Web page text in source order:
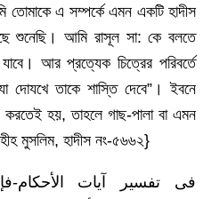
তোমাকে এ সম্পর্কে এমন একটি হাদীস
শুনেছি। আমি রাসূল সা: কে বলতে
আর প্রত্যেক চিত্রের পরিবর্তে
দোযখে তাকে শাস্তি দেবে”। ইবনে
হয়, তাহলে গাছ-পালা বা এমন
মুসলিম, হাদীস নং-৫৬৬২}
فى تفسير آيات الأحكام-